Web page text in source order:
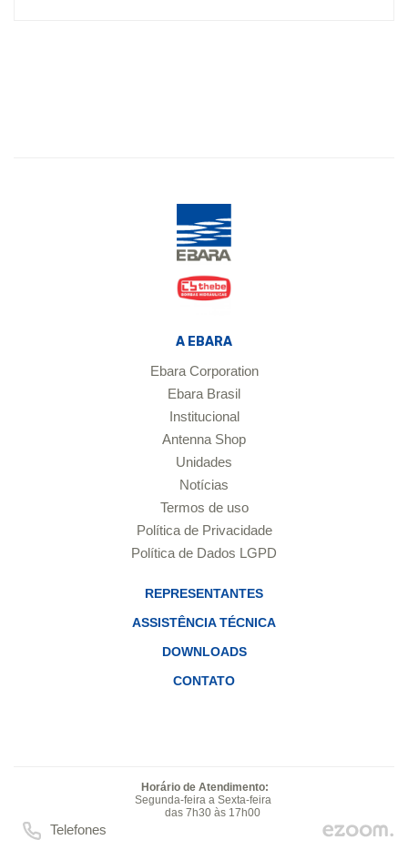
A EBARA
Ebara Corporation
Ebara Brasil
Institucional
Antenna Shop
Unidades
Notícias
Termos de uso
Política de Privacidade
Política de Dados LGPD
REPRESENTANTES
ASSISTÊNCIA TÉCNICA
DOWNLOADS
CONTATO
Horário de Atendimento:
Segunda-feira a Sexta-feira
das 7h30 às 17h00
Telefones